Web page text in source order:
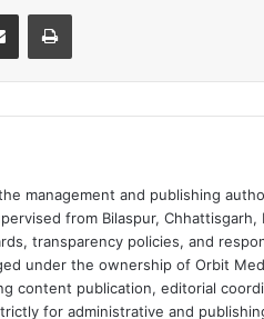
Share via Email Print
management and publishing
from Bilaspur, Chhattisgarh,
transparency policies, and
under the ownership of Orbit
content publication, editorial
for administrative and